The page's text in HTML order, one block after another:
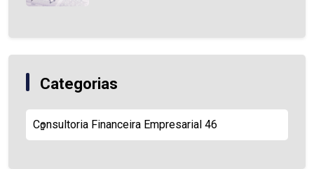
Categorias
Consultoria Financeira Empresarial 46